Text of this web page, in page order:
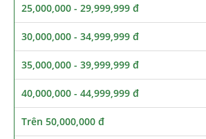
25,000,000 - 29,999,999 đ
30,000,000 - 34,999,999 đ
35,000,000 - 39,999,999 đ
40,000,000 - 44,999,999 đ
Trên 50,000,000 đ